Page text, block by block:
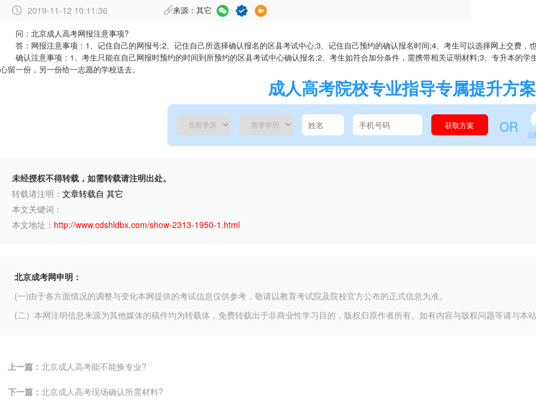
2019-11-12 10:11:36
来源：其它
曾
问：北京成人高考网报注意事项?
答：网报注意事项：1、记住自己的网报号;2、记住自己所选择确认报名的区县考试中心;3、记住自己预约的确认报名时间;4、考生可以选择网上交费，
确认注意事项：1、考生只能在自己网报时预约的时间到所预约的区县考试中心确认报名;2、考生如符合加分条件，需携带相关证明材料;3、专升本的学
心留一份，另一份给一志愿的学校送去。
成人高考院校专业指导专属提升方案
获取方案 OR 点
未经授权不得转载，如需转载请注明出处。
转载请注明： 文章转载自 其它
本文关键词：
本文地址： http://www.cdshldbx.com/show-2313-1950-1.html
北京成考网申明：
(一)由于各方面情况的调整与变化本网提供的考试信息仅供参考，敬请以教育考试院及院校官方公布的正式信息为准。
(二）本网注明信息来源为其他媒体的稿件均为转载体，免费转载出于非商业性学习目的，版权归原作者所有。如有内容与版权问题等请与本
上一篇： 北京成人高考能不能换专业?
下一篇： 北京成人高考现场确认所需材料?